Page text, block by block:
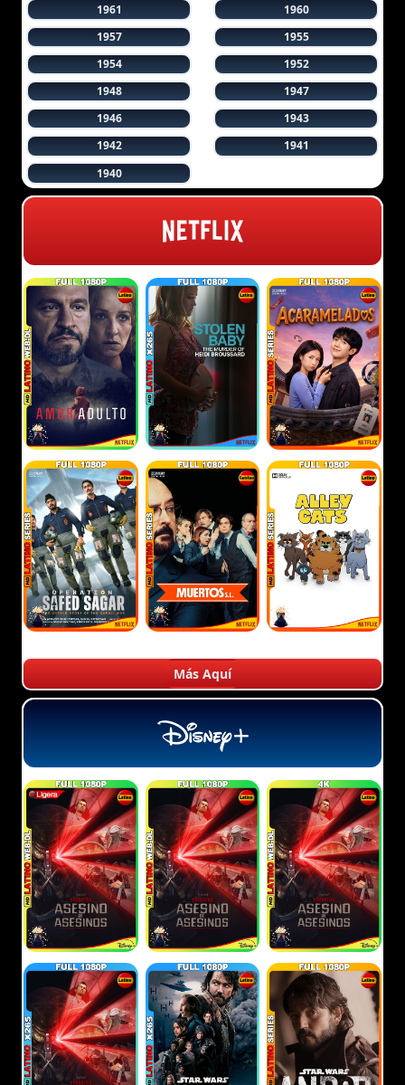
1961
1960
1957
1955
1954
1952
1948
1947
1946
1943
1942
1941
1940
Más Aquí